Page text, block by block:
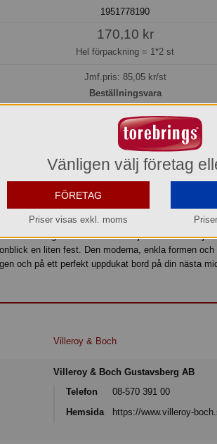
1951778190
170,10 kr
Hel förpackning = 1*2 st
Jmf.pris: 85,05kr/st
Beställningsvara
vi kunna leverera inom 10-15 arbetsdagar,
Köp »
lekfullt spontanitet och lusten att ständigt
ögonblick som är lika ljusa som livet
en liten fest. Den moderna, enkla formen
och på ett perfekt uppdukat bord på din nästa
Villeroy & Boch
Villeroy & Boch Gustavsberg AB
Telefon
08-570 391 00
Hemsida
https://www.villeroy-
Vänligen välj företag
FÖRETAG
Priser visas exkl. moms